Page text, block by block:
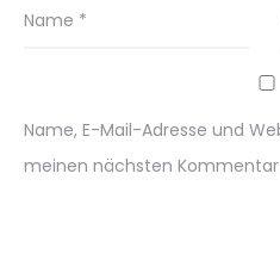
Name *
Name, E-Mail-Adresse und
meinen nächsten